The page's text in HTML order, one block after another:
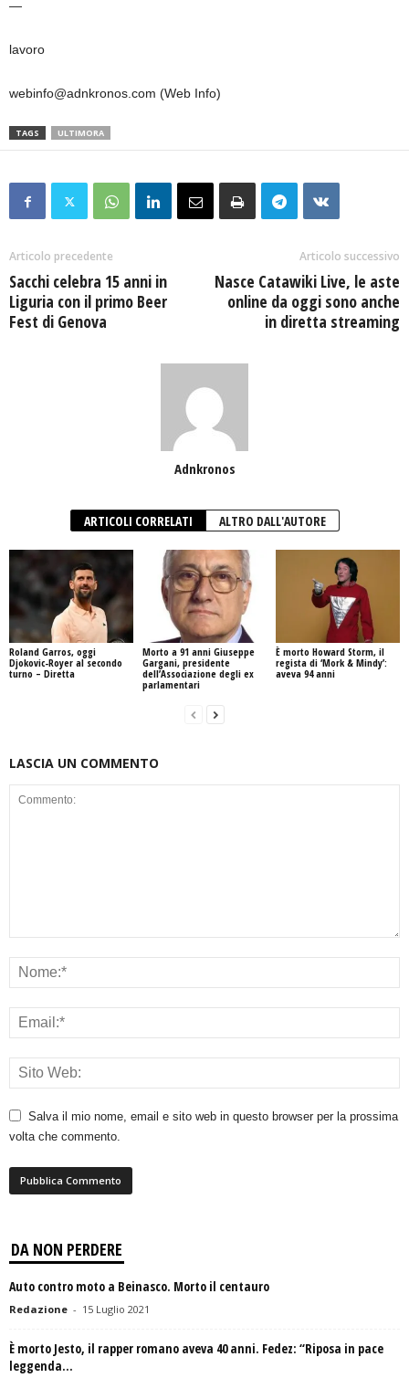
—
lavoro
webinfo@adnkronos.com (Web Info)
TAGS ULTIMORA
Articolo precedente
Sacchi celebra 15 anni in
Liguria con il primo Beer
Fest di Genova
Articolo successivo
Nasce Catawiki Live, le aste
online da oggi sono anche
in diretta streaming
Adnkronos
ARTICOLI CORRELATI ALTRO DALL'AUTORE
Roland Garros, oggi
Djokovic-Royer al secondo
turno – Diretta
Morto a 91 anni Giuseppe
Gargani, presidente
dell’Associazione degli ex
parlamentari
È morto Howard Storm, il
regista di ‘Mork & Mindy’:
aveva 94 anni
LASCIA UN COMMENTO
Salva il mio nome, email e sito web in questo browser per la prossima
volta che commento.
DA NON PERDERE
Auto contro moto a Beinasco. Morto il centauro
Redazione - 15 Luglio 2021
È morto Jesto, il rapper romano aveva 40 anni. Fedez: “Riposa in pace
leggenda...